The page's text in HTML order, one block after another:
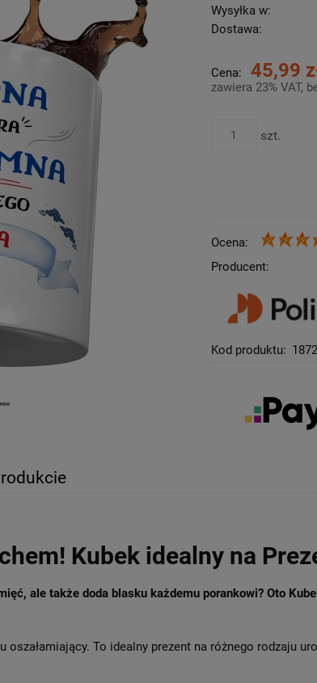
Wysyłka w:
Dostawa:
Cena: 45,99
zawiera 23% VAT,
szt.
Ocena:
Producent:
Kod produktu:
Kubek idealny na
ale także doda blasku każdemu porankowi? Oto
oszałamiający. To idealny prezent na różnego rodzaju